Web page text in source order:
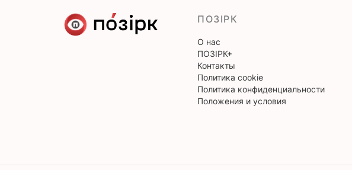
ПОЗІРК
О нас
ПОЗІРК+
Контакты
Политика cookie
Политика конфиденциальности
Положения и условия